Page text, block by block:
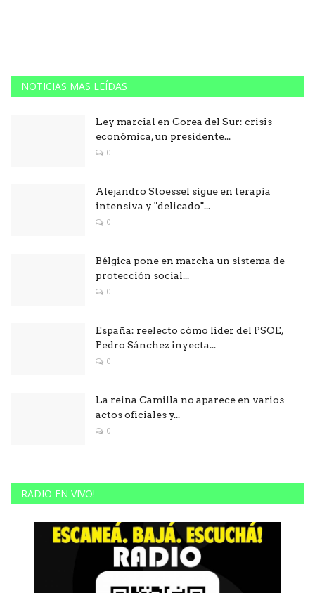
NOTICIAS MAS LEÍDAS
Ley marcial en Corea del Sur: crisis
económica, un presidente...
0
Alejandro Stoessel sigue en terapia
intensiva y "delicado"...
0
Bélgica pone en marcha un sistema de
protección social...
0
España: reelecto cómo líder del PSOE,
Pedro Sánchez inyecta...
0
La reina Camilla no aparece en varios
actos oficiales y...
0
RADIO EN VIVO!